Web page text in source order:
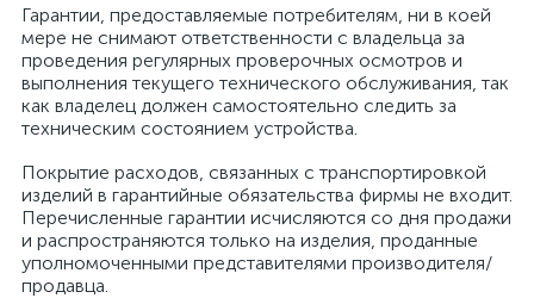
Гарантии, предоставляемые потребителям, ни в коей
мере не снимают ответственности с владельца за
проведения регулярных проверочных осмотров и
выполнения текущего технического обслуживания, так
как владелец должен самостоятельно следить за
техническим состоянием устройства.
Покрытие расходов, связанных с транспортировкой
изделий в гарантийные обязательства фирмы не входит.
Перечисленные гарантии исчисляются со дня продажи
и распространяются только на изделия, проданные
уполномоченными представителями производителя/
продавца.